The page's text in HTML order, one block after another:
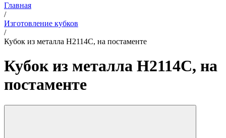
Главная
/
Изготовление кубков
/
Кубок из металла H2114C, на постаменте
Кубок из металла H2114C, на
постаменте